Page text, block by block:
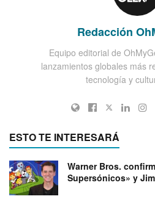
Redacción
Equipo editorial de
lanzamientos globales más
tecnología y
ESTO TE INTERESARÁ
Warner Bros.
Supersónicos» y